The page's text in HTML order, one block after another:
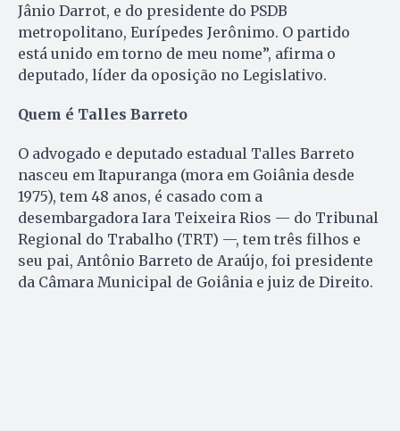
Jânio Darrot, e do presidente do PSDB
metropolitano, Eurípedes Jerônimo. O partido
está unido em torno de meu nome”, afirma o
deputado, líder da oposição no Legislativo.
Quem é Talles Barreto
O advogado e deputado estadual Talles Barreto
nasceu em Itapuranga (mora em Goiânia desde
1975), tem 48 anos, é casado com a
desembargadora Iara Teixeira Rios — do Tribunal
Regional do Trabalho (TRT) —, tem três filhos e
seu pai, Antônio Barreto de Araújo, foi presidente
da Câmara Municipal de Goiânia e juiz de Direito.